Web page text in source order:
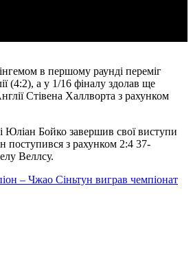
в першому раунді переміг
(4:2), а у 1/16 фіналу здолав ще
Стівена Халлворта з рахунком
Юліан Бойко завершив свої виступи
поступився з рахунком 2:4 37-
Веллсу.
– Чжао Сіньтун виграв чемпіонат